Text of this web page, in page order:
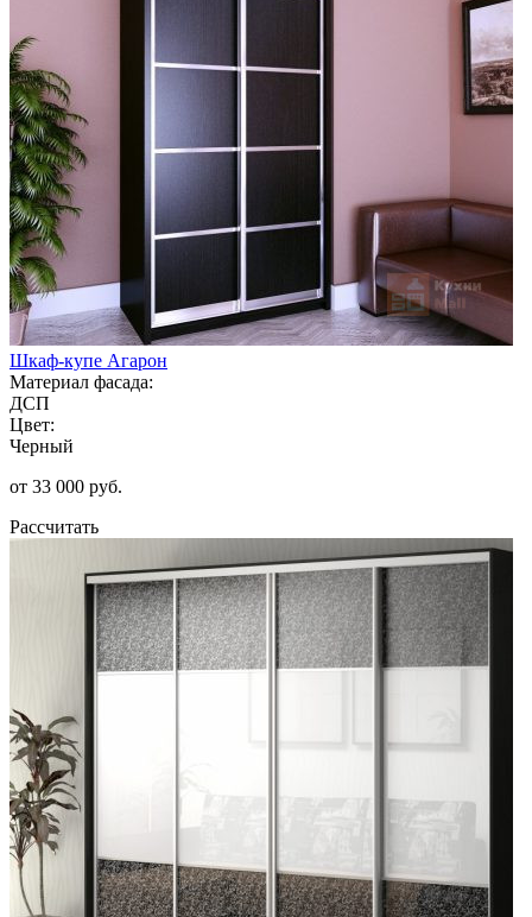
Шкаф-купе Агарон
Материал фасада:
ДСП
Цвет:
Черный
от 33 000 руб.
Рассчитать